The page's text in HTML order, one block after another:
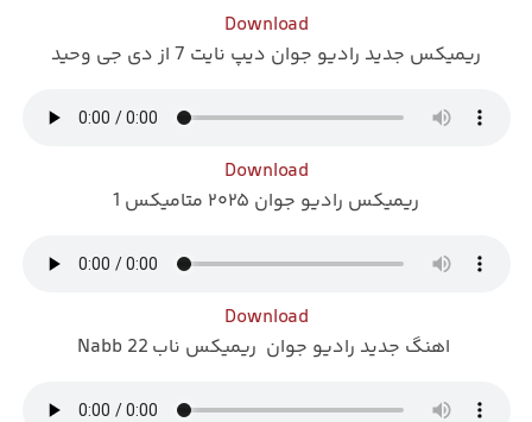
Download
ریمیکس جدید رادیو جوان دیپ نایت 7 از دی جی وحید
Download
ریمیکس رادیو جوان ۲۰۲۵ متامیکس 1
Download
اهنگ جدید رادیو جوان ریمیکس ناب 22 Nabb